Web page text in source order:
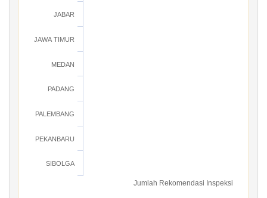
Jumlah Rekomendasi Inspeksi
JABAR
JAWA TIMUR
MEDAN
PADANG
PALEMBANG
PEKANBARU
SIBOLGA